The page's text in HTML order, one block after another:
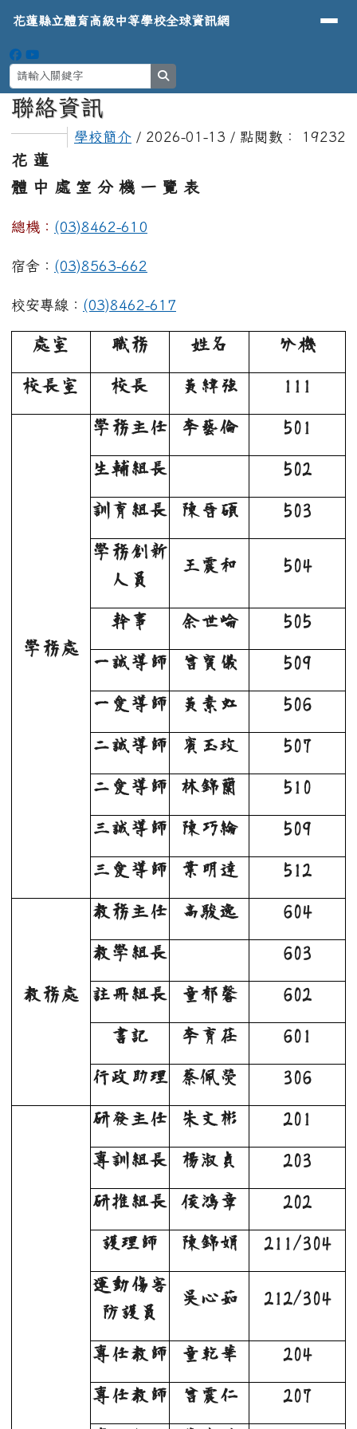
花蓮縣立體育高級中等學校全球資
導覽列
花蓮縣立體育高級中等學校全球資訊網
主內容區域
聯絡資訊
學校簡介 / 2026-01-13 / 點閱數： 19232
花 蓮
體 中 處 室 分 機 一 覽 表
總機： (03)8462-610
宿舍： (03)8563-662
校安專線： (03)8462-617
處室 職務 姓名 分機
校長室 校長 黃緯強 111
學務處
學務主任 李藝倫 501
生輔組長 502
訓育組長 陳晉碩 503
學務創新
人員
王震和 504
幹事 余世崘 505
一誠導師 曾寶儀 509
一愛導師 黃素虹 506
二誠導師 賓玉玫 507
二愛導師 林錦蘭 510
三誠導師 陳巧綸 509
三愛導師 葉明達 512
教務處
教務主任 高駿逸 604
教學組長 603
註冊組長 童郁馨 602
書記 李育荏 601
行政助理 蔡佩熒 306
研發主任 朱文彬 201
專訓組長 楊淑貞 203
研推組長 侯鴻章 202
護理師 陳錦娟 211/304
運動傷害
防護員
吳心茹 212/304
專任教師 童乾華 204
專任教師 曾震仁 207
頁尾區域